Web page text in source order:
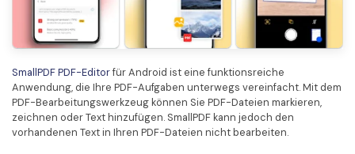
SmallPDF PDF-Editorfür Android ist eine funktionsreiche
Anwendung, die Ihre PDF-Aufgaben unterwegs vereinfacht. Mit dem
PDF-Bearbeitungswerkzeug können Sie PDF-Dateien markieren,
zeichnen oder Text hinzufügen. SmallPDF kann jedoch den
vorhandenen Text in Ihren PDF-Dateien nicht bearbeiten.